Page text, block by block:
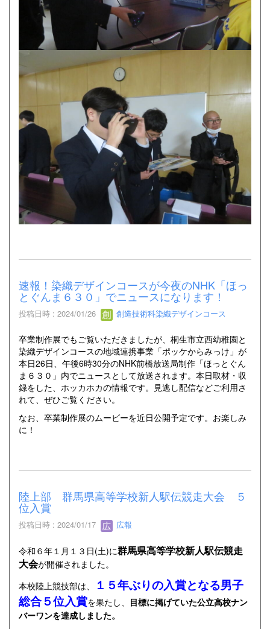
速報！染織デザインコースが今夜のNHK「ほっ
とぐんま６３０」でニュースになります！
投稿日時 : 2024/01/26 創造技術科染織デザインコース
卒業制作展でもご覧いただきましたが、桐生市立西幼稚園と
染織デザインコースの地域連携事業「ポッケからみっけ」が
本日26日、午後6時30分のNHK前橋放送局制作「ほっとぐん
ま６３０」内でニュースとして放送されます。本日取材・収
録をした、ホッカホカの情報です。見逃し配信などご利用さ
れて、ぜひご覧ください。
なお、卒業制作展のムービーを近日公開予定です。お楽しみ
に！
陸上部 群馬県高等学校新人駅伝競走大会 ５
位入賞
投稿日時 : 2024/01/17 広報
令和６年１月１３日(土)に群馬県高等学校新人駅伝競走
大会が開催されました。
本校陸上競技部は、
１５年ぶりの入賞となる男子
総合５位入賞を果たし、 目標に掲げていた公立高校ナン
バーワンを達成しました。